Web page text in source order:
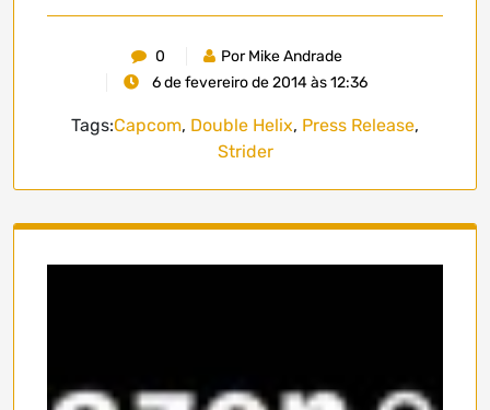
0
Por Mike Andrade
6 de fevereiro de 2014 às 12:36
Tags:Capcom, Double Helix, Press Release,
Strider